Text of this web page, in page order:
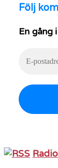
Följ
En gång